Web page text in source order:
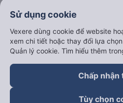
Sử dụng cookie
Vexere dùng cookie để website
xem chi tiết hoặc thay đổi lựa
Quản lý cookie. Tìm hiểu thêm
Chấp nhận
Tùy chọn